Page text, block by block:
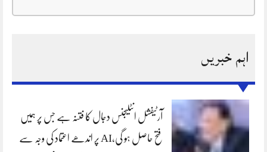
اہم خبریں
آرٹیفشل انٹلیجنس دجال کا فتنہ ہے جس پر ہمیں
فتح حاصل ہو گی،AI پر اندھے اعتماد کی وجہ سے